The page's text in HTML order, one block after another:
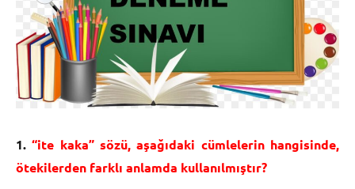
1. “ite kaka” sözü, aşağıdaki cümlelerin hangisinde,
ötekilerden farklı anlamda kullanılmıştır?